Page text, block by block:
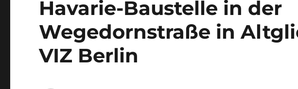
Havarie-Baustelle in der
Wegedornstraße in
VIZ Berlin